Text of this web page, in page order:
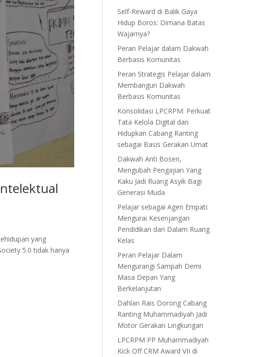
yang
5.0 tidak hanya
Self-Reward di Balik Gaya
Hidup Boros: Dimana Batas
Wajarnya?
Peran Pelajar dalam Dakwah
Berbasis Komunitas
Peran Strategis Pelajar dalam
Membangun Dakwah
Berbasis Komunitas
Konsolidasi LPCRPM: Perkuat
Tata Kelola Digital dan
Hidupkan Cabang Ranting
sebagai Basis Gerakan Umat
Dakwah Anti Bosen,
Mengubah Pengajian Yang
Kaku Jadi Ruang Asyik Bagi
Generasi Muda
Pelajar sebagai Agen Empati:
Mengurai Kesenjangan
Pendidikan dari Dalam Ruang
Kelas
Peran Pelajar Dalam
Mengurangi Sampah Demi
Masa Depan Yang
Berkelanjutan
Dahlan Rais Dorong Cabang
Ranting Muhammadiyah Jadi
Motor Gerakan Lingkungan
LPCRPM PP Muhammadiyah
Kick Off CRM Award VII di